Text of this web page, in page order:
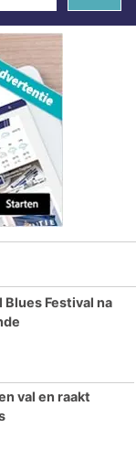
Festival na
val en raakt